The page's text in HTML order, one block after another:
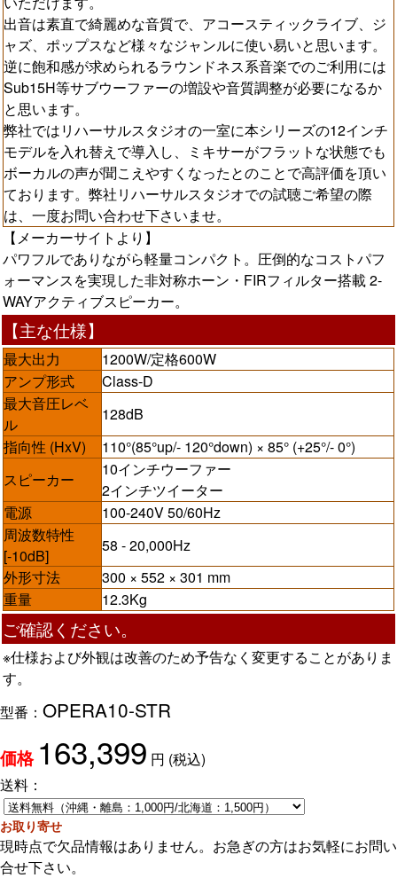
出音は素直で綺麗めな音質で、アコースティックライブ、ジ
ャズ、ポップスなど様々なジャンルに使い易いと思います。
逆に飽和感が求められるラウンドネス系音楽でのご利用には
Sub15H等サブウーファーの増設や音質調整が必要になるか
と思います。
弊社ではリハーサルスタジオの一室に本シリーズの12インチ
モデルを入れ替えで導入し、ミキサーがフラットな状態でも
ボーカルの声が聞こえやすくなったとのことで高評価を頂い
ております。弊社リハーサルスタジオでの試聴ご希望の際
は、一度お問い合わせ下さいませ。
【メーカーサイトより】
パワフルでありながら軽量コンパクト。圧倒的なコストパフ
ォーマンスを実現した非対称ホーン・FIRフィルター搭載 2-
WAYアクティブスピーカー。
【主な仕様】
最大出力
1200W/定格600W
アンプ形式
Class-D
最大音圧レベ
ル
128dB
指向性 (HxV)
110°(85°up/- 120°down) × 85° (+25°/- 0°)
スピーカー
10インチウーファー
2インチツイーター
電源
100-240V 50/60Hz
周波数特性
[-10dB]
58 - 20,000Hz
外形寸法
300 × 552 × 301 mm
重量
12.3Kg
ご確認ください。
※仕様および外観は改善のため予告なく変更することがありま
す。
型番： OPERA10-STR
価格 163,399 円 (税込)
送料：
お取り寄せ
現時点で欠品情報はありません。お急ぎの方はお気軽にお問い
合せ下さい。